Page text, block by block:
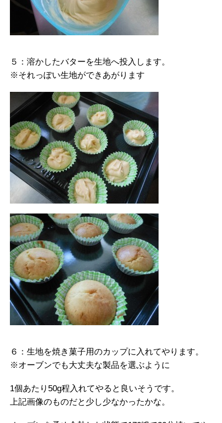
５：溶かしたバターを生地へ投入します。
※それっぽい生地ができあがります
６：生地を焼き菓子用のカップに入れてやります。
※オーブンでも大丈夫な製品を選ぶように
1個あたり50g程入れてやると良いそうです。
上記画像のものだと少し少なかったかな。